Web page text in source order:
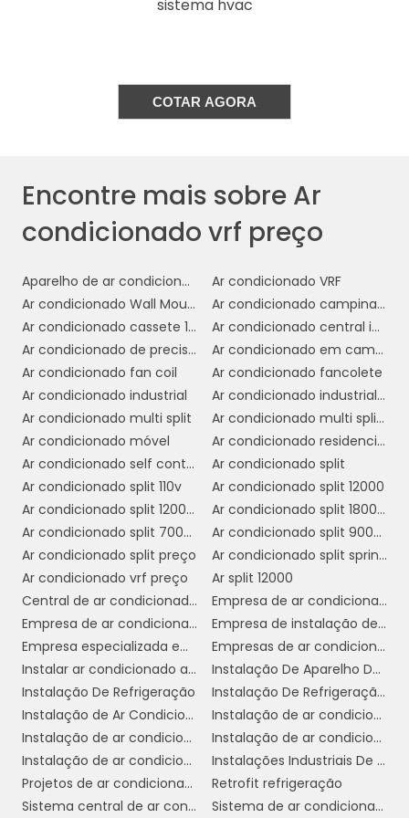
do VRF. Cada unidade interna pode ser
controlada de forma independente,
para ambientes corporativos onde salas de
reunião, escritórios e áreas comuns
demandam diferentes níveis de climatização.
Além disso, ofuncionamento silencioso
do VRF contribui para um ambiente de
trabalho mais tranquilo e produtivo, sem o
incômodo de ruídos excessivos. Essa
característica é essencial em locais onde o
conforto acústico é tão importante quanto o
conforto térmico.
Por fim, o sistema VRF é uma escolha
sustentável. Ao otimizar o uso de energia e
minimizar o desperdício, ele ajuda as
empresas a reduzirem sua pegada de
carbono, alinhando-se com práticas
empresariais responsáveis e metas de
sustentabilidade.
COMO ESCOLHER O
MELHOR VRF PARA SEU
NEGÓCIO
Escolher o sistema de ar condicionado VRF
adequado para o seu negócio é um passo
crucial para garantir eficiência energética e
conforto térmico. O primeiro fator a
sistema hvac
COTAR AGORA
Encontre mais sobre Ar
condicionado vrf preço
Aparelho de ar condicionado multi Split
Ar condicionado VRF
Ar condicionado Wall Mounted
Ar condicionado campinas preço
Ar condicionado cassete 1 via
Ar condicionado central industrial
Ar condicionado de precisão
Ar condicionado em campinas instalação
Ar condicionado fan coil
Ar condicionado fancolete
Ar condicionado industrial
Ar condicionado industrial campinas
Ar condicionado multi split
Ar condicionado multi split comprar
Ar condicionado móvel
Ar condicionado residencial
Ar condicionado self contained preço
Ar condicionado split
Ar condicionado split 110v
Ar condicionado split 12000
Ar condicionado split 12000 btus inverter
Ar condicionado split 1800 btus
Ar condicionado split 7000 btus
Ar condicionado split 9000 btus inverter
Ar condicionado split preço
Ar condicionado split springer
Ar condicionado vrf preço
Ar split 12000
Central de ar condicionado industrial
Empresa de ar condicionado central
Empresa de ar condicionado em cosmópolis
Empresa de instalação de ar condicionado em sp
Empresa especializada em ar condicionado em sp
Empresas de ar condicionado sp
Instalar ar condicionado americana
Instalação De Aparelho De Refrigeração
Instalação De Refrigeração
Instalação De Refrigeração Em Sp
Instalação de Ar Condicionado
Instalação de ar condicionado campinas
Instalação de ar condicionado daikin
Instalação de ar condicionado em sp
Instalação de ar condicionado fujitsu
Instalações Industriais De Refrigeração
Projetos de ar condicionado
Retrofit refrigeração
Sistema central de ar condicionado
Sistema de ar condicionado industrial